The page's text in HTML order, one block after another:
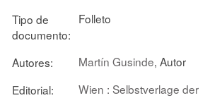
Tipo de
documento:
Folleto
Autores: Martín Gusinde, Autor
Editorial:
Wien : Selbstverlage der